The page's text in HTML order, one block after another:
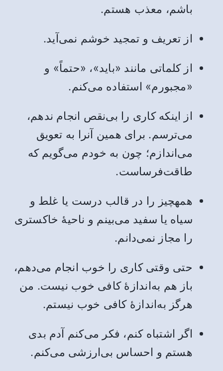
باشم، معذب هستم.
از تعریف و تمجید خوشم نمی‌آید.
از کلماتی مانند «باید»، «حتماً» و
«مجبورم» استفاده می‌کنم.
از اینکه کاری را بی‌نقص انجام ندهم،
می‌ترسم. برای همین آنرا به تعویق
می‌اندازم؛ چون به خودم می‌گویم که
طاقت‌فرساست.
همهچیز را در قالب درست یا غلط و
سیاه یا سفید می‌بینم و ناحیۀ خاکستری
را مجاز نمی‌دانم.
حتی وقتی کاری را خوب انجام می‌دهم،
باز هم به‌اندازۀ کافی خوب نیست. من
هرگز به‌اندازۀ کافی خوب نیستم.
اگر اشتباه کنم، فکر می‌کنم آدم بدی
هستم و احساس بی‌ارزشی می‌کنم.